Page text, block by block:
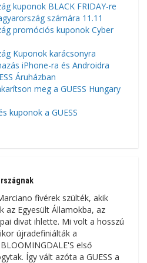
kuponok BLACK FRIDAY-re
számára 11.11
promóciós kuponok Cyber
Kuponok karácsonyra
iPhone-ra és Androidra
Áruházban
meg a GUESS Hungary
kuponok a GUESS
fivérek szülték, akik
az Egyesült Államokba, az
divat ihlette. Mi volt a hosszú
újradefiniálták a
első
Így vált azóta a GUESS a